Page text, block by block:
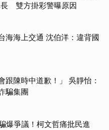
長 雙方掛彩警曝原因
海海上交通 沈伯洋：違背國
跟陳時中道歉！」 吳靜怡：
騙集團
爆爭議！柯文哲痛批民進